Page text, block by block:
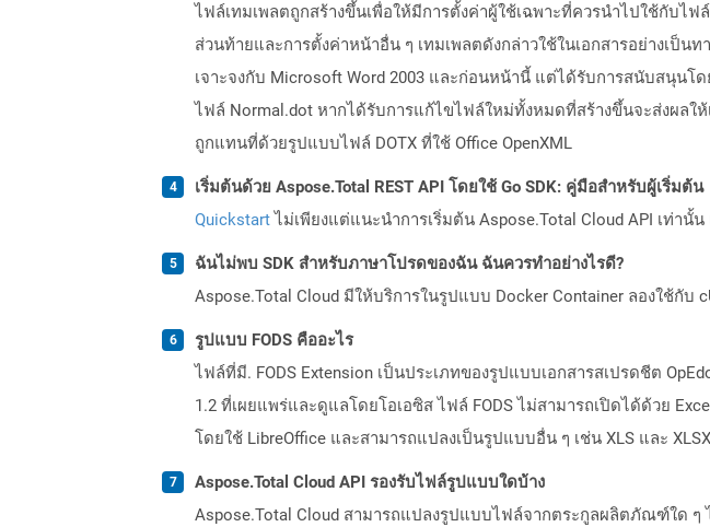
ไฟล์เทมเพลตถูกสร้างขึ้นเพื่อให้มีการตั้งค่าผู้ใช้เฉพาะที่ควรนำไปใช้กับไ
ส่วนท้ายและการตั้งค่าหน้าอื่น ๆ เทมเพลตดังกล่าวใช้ในเอกสารอย่างเป็
เจาะจงกับ Microsoft Word 2003 และก่อนหน้านี้ แต่ได้รับการสนับสนุน
ไฟล์ Normal.dot หากได้รับการแก้ไขไฟล์ใหม่ทั้งหมดที่สร้างขึ้นจะส่งผลใ
ถูกแทนที่ด้วยรูปแบบไฟล์ DOTX ที่ใช้ Office OpenXML
เริ่มต้นด้วย Aspose.Total REST API โดยใช้ Go SDK: คู่มือสำหรับผู้เริ่มต้น
Quickstartไม่เพียงแต่แนะนำการเริ่มต้น Aspose.Total Cloud API เท่า
ฉันไม่พบ SDK สำหรับภาษาโปรดของฉัน ฉันควรทำอย่างไรดี?
Aspose.Total Cloud มีให้บริการในรูปแบบ Docker Container ลองใช้กั
รูปแบบ FODS คืออะไร
ไฟล์ที่มี. FODS Extension เป็นประเภทของรูปแบบเอกสารสเปรดชีต
1.2 ที่เผยแพร่และดูแลโดยโอเอซิส ไฟล์ FODS ไม่สามารถเปิดได้ด้วย
โดยใช้ LibreOffice และสามารถแปลงเป็นรูปแบบอื่น ๆ เช่น XLS และ XLSX
Aspose.Total Cloud API รองรับไฟล์รูปแบบใดบ้าง
Aspose.Total Cloud สามารถแปลงรูปแบบไฟล์จากตระกูลผลิตภัณฑ์ใด ๆ ไ